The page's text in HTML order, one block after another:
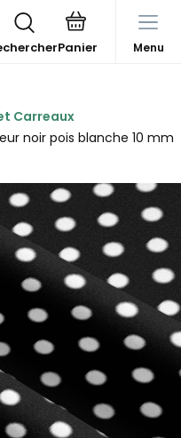
Menu
Carreaux
noir pois blanche 10 mm